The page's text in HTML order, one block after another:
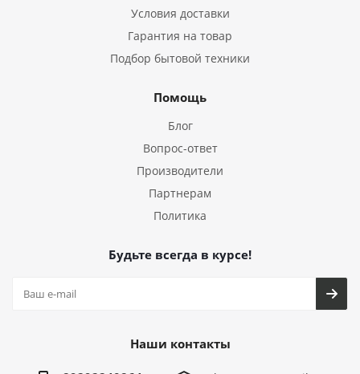
Условия доставки
Гарантия на товар
Подбор бытовой техники
Помощь
Блог
Вопрос-ответ
Производители
Партнерам
Политика
Будьте всегда в курсе!
Наши контакты